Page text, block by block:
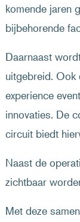
komende jaren
bijbehorende
Daarnaast
uitgebreid. Ook
experience
innovaties. De
circuit biedt
Naast de
zichtbaar
Met deze